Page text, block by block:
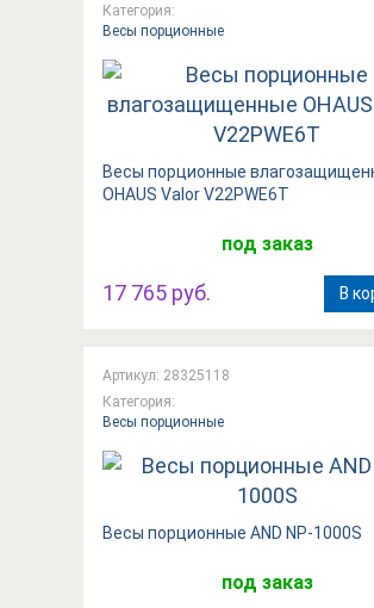
Категория:
Весы порционные
Весы порционные
OHAUS Valor V22PWE6T
под заказ
17 765 руб. В
Артикул: 28325118
Категория:
Весы порционные
Вeсы порционные AND NP-1000S
под заказ